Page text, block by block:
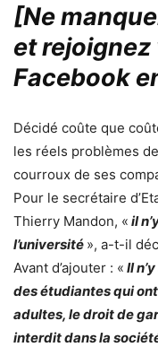
[Ne
et rejoignez
Facebook
Décidé coûte que
les réels problèmes
courroux de ses
Pour le secrétaire
Thierry Mandon, « il
l’université », a-t-il
Avant d’ajouter : « Il
des étudiantes qui
adultes, le droit de
interdit dans la